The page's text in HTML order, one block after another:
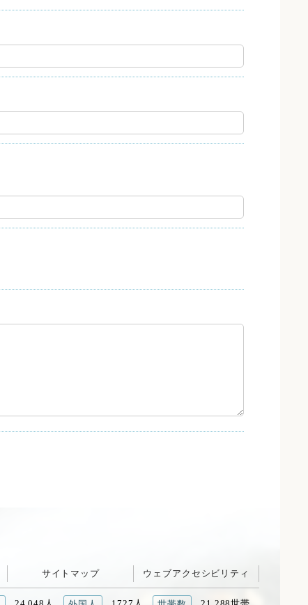
サイトマップ ウェブアクセシビリティ